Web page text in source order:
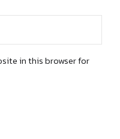
in this browser for